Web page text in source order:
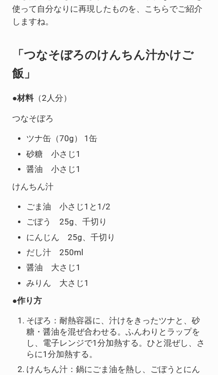
使って自分なりに再現したものを、こちらでご紹介
しますね。
「つなそぼろのけんちん汁かけご
飯」
●材料（2人分）
つなそぼろ
ツナ缶（70g） 1缶
砂糖 小さじ1
醤油 小さじ1
けんちん汁
ごま油 小さじ1と1/2
ごぼう 25g、千切り
にんじん 25g、千切り
だし汁 250ml
醤油 大さじ1
みりん 大さじ1
●作り方
そぼろ：耐熱容器に、汁けをきったツナと、砂
糖・醤油を混ぜ合わせる。ふんわりとラップを
し、電子レンジで1分加熱する。ひと混ぜし、さ
らに1分加熱する。
けんちん汁：鍋にごま油を熱し、ごぼうとにん